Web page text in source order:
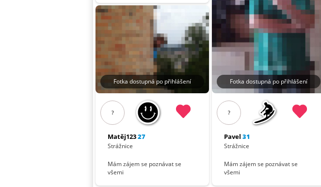
Fotka dostupná po přihlášení
?
Matěj12327
Strážnice
Mám zájem se poznávat se
všemi
Fotka dostupná po přihlášení
?
Pavel 31
Strážnice
Mám zájem se poznávat se
všemi